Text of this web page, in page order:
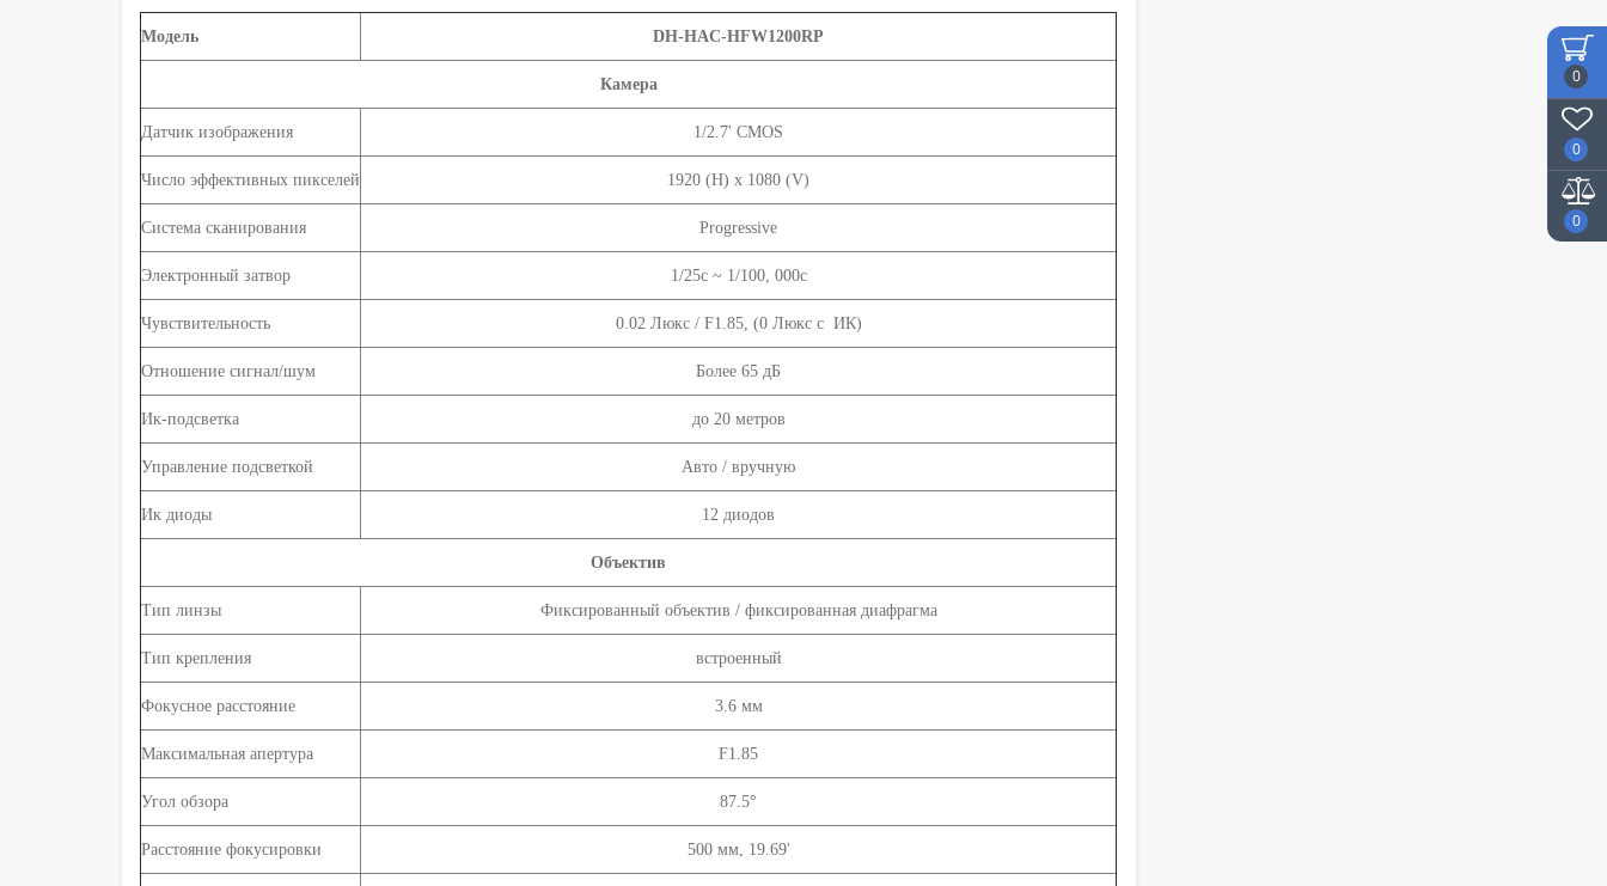
0
0
0
Модель DH-HAC-HFW1200RP
Камера
Датчик изображения 1/2.7' CMOS
Число эффективных пикселей 1920 (H) х 1080 (V)
Система сканирования Progressive
Электронный затвор 1/25с ~ 1/100, 000с
Чувствительность 0.02 Люкс / F1.85, (0 Люкс с ИК)
Отношение сигнал/шум Более 65 дБ
Ик-подсветка до 20 метров
Управление подсветкой Авто / вручную
Ик диоды 12 диодов
Объектив
Тип линзы Фиксированный объектив / фиксированная диафрагма
Тип крепления встроенный
Фокусное расстояние 3.6 мм
Максимальная апертура F1.85
Угол обзора 87.5°
Расстояние фокусировки 500 мм, 19.69'